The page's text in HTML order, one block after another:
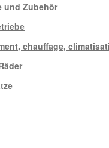
und Zubehör
chauffage,